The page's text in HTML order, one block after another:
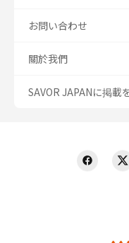
お問い合わせ
關於我們
SAVOR JAPANに掲載